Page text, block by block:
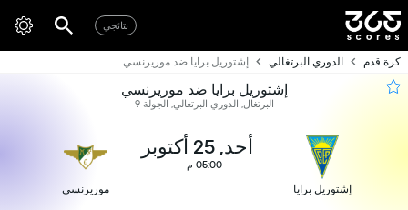
نتائجي
كرة قدم الدوري البرتغالي إشتوريل برايا ضد موريرنسي
إشتوريل برايا ضد موريرنسي
البرتغال, الدوري البرتغالي, الجولة 9
إشتوريل برايا
أحد, 25 أكتوبر
05:00 م
موريرنسي